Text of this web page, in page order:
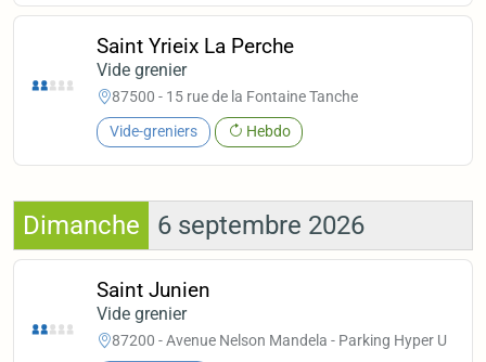
Saint Yrieix La Perche
Vide grenier
87500 - 15 rue de la Fontaine Tanche
Vide-greniers Hebdo
Dimanche 6 septembre 2026
Saint Junien
Vide grenier
87200 - Avenue Nelson Mandela - Parking Hyper U